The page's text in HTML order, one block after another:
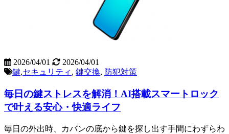
2026/04/01
2026/04/01
鍵,セキュリティ , 鍵交換, 防犯対策
毎日の鍵ストレスを解消！AI搭載スマートロック
で叶える安心・快適ライフ
毎日の外出時、カバンの底から鍵を探し出す手間にわずらわ